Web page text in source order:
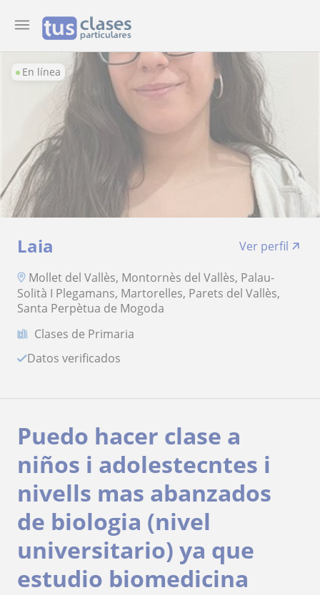
En línea
Laia
Ver perfil
Mollet del Vallès, Montornès del Vallès, Palau-
Solità I Plegamans, Martorelles, Parets del Vallès,
Santa Perpètua de Mogoda
Clases de Primaria
Datos verificados
Puedo hacer clase a
niños i adolestecntes i
nivells mas abanzados
de biologia (nivel
universitario) ya que
estudio biomedicina